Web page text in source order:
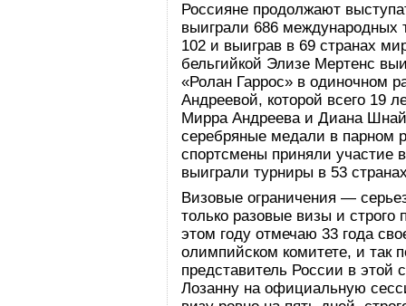
Россияне продолжают
выиграли 686 международных
102 и выиграв в 69 странах
бельгийкой Элизе Мертенс
«Ролан Гаррос» в одиночном
Андреевой, которой всего 19
Мирра Андреева и Диана
серебряные медали в парном
спортсмены приняли участие
выиграли турниры в 53
Визовые ограничения —
только разовые визы и строго
этом году отмечаю 33 года
олимпийском комитете, и так
представитель России в этой
Лозанну на официальную